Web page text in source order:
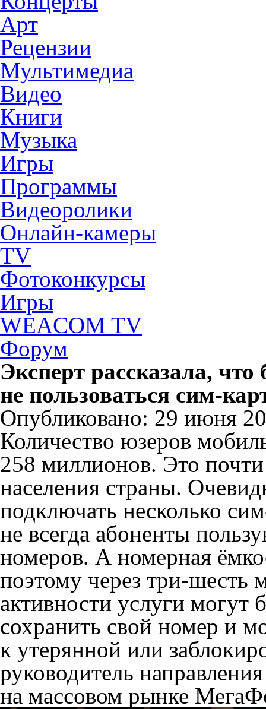
Арт
Рецензии
Мультимедиа
Видео
Книги
Музыка
Игры
Программы
Видеоролики
Онлайн-камеры
TV
Фотоконкурсы
Игры
WEACOM TV
Форум
Эксперт рассказала, что
не пользоваться сим-
Опубликовано: 29 июня
Количество юзеров
258 миллионов. Это
населения страны.
подключать несколько
не всегда абоненты
номеров. А номерная
поэтому через три-шесть
активности услуги могут
сохранить свой номер и
к утерянной или
руководитель
на массовом рынке